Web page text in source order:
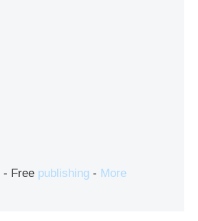
- Free publishing - More